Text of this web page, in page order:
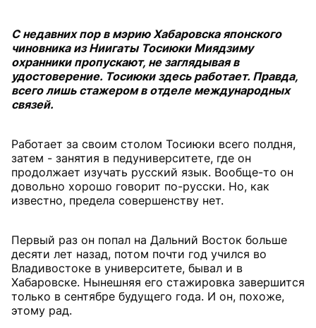
С недавних пор в мэрию Хабаровска японского
чиновника из Ниигаты Тосиюки Миядзиму
охранники пропускают, не заглядывая в
удостоверение. Тосиюки здесь работает. Правда,
всего лишь стажером в отделе международных
связей.
Работает за своим столом Тосиюки всего полдня,
затем - занятия в педуниверситете, где он
продолжает изучать русский язык. Вообще-то он
довольно хорошо говорит по-русски. Но, как
известно, предела совершенству нет.
Первый раз он попал на Дальний Восток больше
десяти лет назад, потом почти год учился во
Владивостоке в университете, бывал и в
Хабаровске. Нынешняя его стажировка завершится
только в сентябре будущего года. И он, похоже,
этому рад.